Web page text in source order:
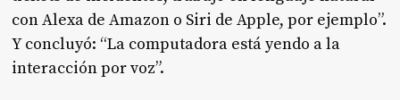
con Alexa de Amazon o Siri de Apple, por ejemplo”.
Y concluyó: “La computadora está yendo a la
interacción por voz”.